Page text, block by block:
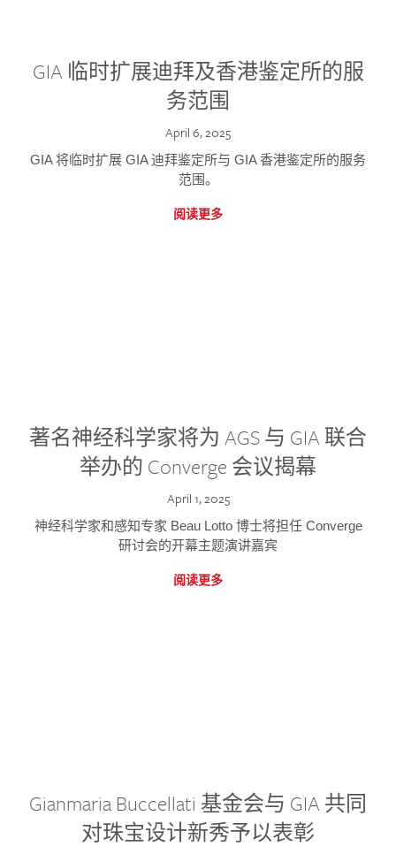
GIA 临时扩展迪拜及香港鉴定所的服
务范围
April 6, 2025
GIA 将临时扩展 GIA 迪拜鉴定所与 GIA 香港鉴定所的服务
范围。
阅读更多
著名神经科学家将为 AGS 与 GIA 联合
举办的 Converge 会议揭幕
April 1, 2025
神经科学家和感知专家 Beau Lotto 博士将担任 Converge
研讨会的开幕主题演讲嘉宾
阅读更多
Gianmaria Buccellati 基金会与 GIA 共同
对珠宝设计新秀予以表彰